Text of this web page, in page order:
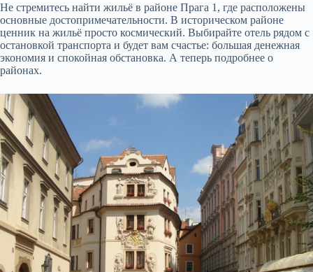
Не стремитесь найти жильё в районе Прага 1, где расположены
основные достопримечательности. В историческом районе
ценник на жильё просто космический. Выбирайте отель рядом с
остановкой транспорта и будет вам счастье: большая денежная
экономия и спокойная обстановка. А теперь подробнее о
районах.